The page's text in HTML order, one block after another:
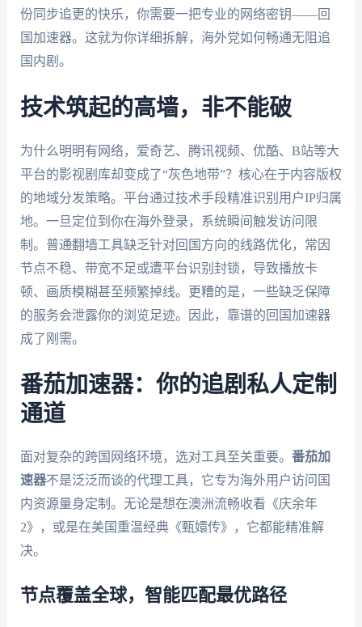
份同步追更的快乐，你需要一把专业的网络密钥——回
国加速器。这就为你详细拆解，海外党如何畅通无阻追
国内剧。
技术筑起的高墙，非不能破
为什么明明有网络，爱奇艺、腾讯视频、优酷、B站等大
平台的影视剧库却变成了“灰色地带”？核心在于内容版权
的地域分发策略。平台通过技术手段精准识别用户IP归属
地。一旦定位到你在海外登录，系统瞬间触发访问限
制。普通翻墙工具缺乏针对回国方向的线路优化，常因
节点不稳、带宽不足或遭平台识别封锁，导致播放卡
顿、画质模糊甚至频繁掉线。更糟的是，一些缺乏保障
的服务会泄露你的浏览足迹。因此，靠谱的回国加速器
成了刚需。
番茄加速器：你的追剧私人定制
通道
面对复杂的跨国网络环境，选对工具至关重要。 番茄加
速器不是泛泛而谈的代理工具，它专为海外用户访问国
内资源量身定制。无论是想在澳洲流畅收看《庆余年
2》，或是在美国重温经典《甄嬛传》，它都能精准解
决。
节点覆盖全球，智能匹配最优路径